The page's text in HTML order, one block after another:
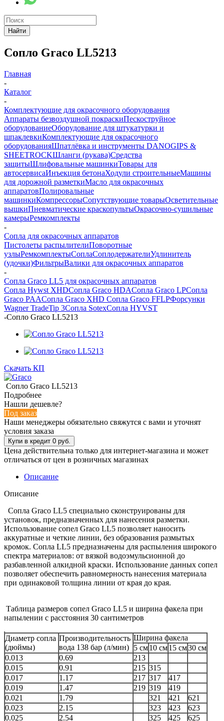
Найти
Сопло Graco LL5213
Главная
-
Каталог
-
Комплектующие для окрасочного оборудования
Аппараты безвоздушной покраскиПескоструйное
оборудованиеОборудование для штукатурки и
шпаклевкиКомплектующие для окрасочного
оборудованияШпатлёвка и инструменты DANOGIPS &
SHEETROCKШланги (рукава)Средства
защитыШлифовальные машинкиТовары для
автосервисаИнъекция бетонаХодули строительныеМашины
для дорожной разметкиМасло для окрасочных
аппаратовПолировальные
машинкиКомпрессорыСопутствующие товарыОсветительные
вышкиПневматические краскопультыОкрасочно-сушильные
камерыРемкомплекты
-
Сопла для окрасочных аппаратов
Пистолеты распылителиПоворотные
узлыРемкомплектыСоплаСоплодержателиУдлинитель
(удочки)ФильтрыВалики для окрасочных аппаратов
-
Сопла Graco LL5 для окрасочных аппаратов
Сопла Hywst XHDСопла Graco HDAСопла Graco LPСопла
Graco PAAСопла Graco XHD Сопла Graco FFLPФорсунки
Wagner TradeTip 3Сопла SotexСопла HYVST
-Сопло Graco LL5213
Скачать КП
Сопло Graco LL5213
Подробнее
Нашли дешевле?
Под заказ
Наши менеджеры обязательно свяжутся с вами и уточнят
условия заказа
Цена действительна только для интернет-магазина и может
отличаться от цен в розничных магазинах
Описание
Описание
Сопла Graco LL5 специально сконструированы для
установок, предназначенных для нанесения разметки.
Использование сопел Graco LL5 позволяет наносить
аккуратные и четкие линии, без образования размытых
кромок. Сопла LL5 предназначены для распыления широкого
спектра материалов: от вязкой водоэмульсионной до
разбавленной алкидной краски. Использование данных сопел
позволяет обеспечить равномерность нанесения материала
при одинаковой толщина линии от края до края.
Таблица размеров сопел Graco LL5 и ширина факела при
напылении с расстояния 30 сантиметров
Диаметр сопла
(дюймы)
Производительность
вода 138 бар (л/мин)
Ширина факела
5 см10 см15 см30 см
0.013
0.69
213
0.015
0.91 215 315
0.017
1.17 217 317
417
0.019
1.47 219 319
419
0.021
1.79 321 421
621
0.023
2.15 323 423
623
0.025
2.54 325 425 625